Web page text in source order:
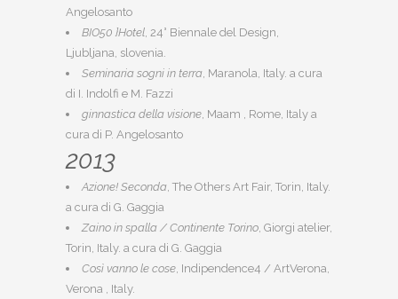
Angelosanto
BIO50 }Hotel, 24° Biennale del Design,
Ljubljana, slovenia.
Seminaria sogni in terra, Maranola, Italy. a cura
di I. Indolfi e M. Fazzi
ginnastica della visione, Maam , Rome, Italy a
cura di P. Angelosanto
2013
Azione! Seconda, The Others Art Fair, Torin, Italy.
a cura di G. Gaggia
Zaino in spalla / Continente Torino, Giorgi atelier,
Torin, Italy. a cura di G. Gaggia
Così vanno le cose, Indipendence4 / ArtVerona,
Verona , Italy.